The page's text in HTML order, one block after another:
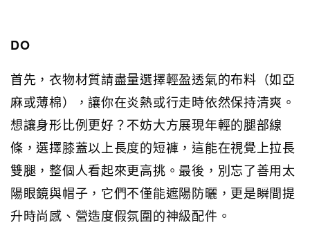
DO
首先，衣物材質請盡量選擇輕盈透氣的布料（如亞
麻或薄棉），讓你在炎熱或行走時依然保持清爽。
想讓身形比例更好？不妨大方展現年輕的腿部線
條，選擇膝蓋以上長度的短褲，這能在視覺上拉長
雙腿，整個人看起來更高挑。最後，別忘了善用太
陽眼鏡與帽子，它們不僅能遮陽防曬，更是瞬間提
升時尚感、營造度假氛圍的神級配件。